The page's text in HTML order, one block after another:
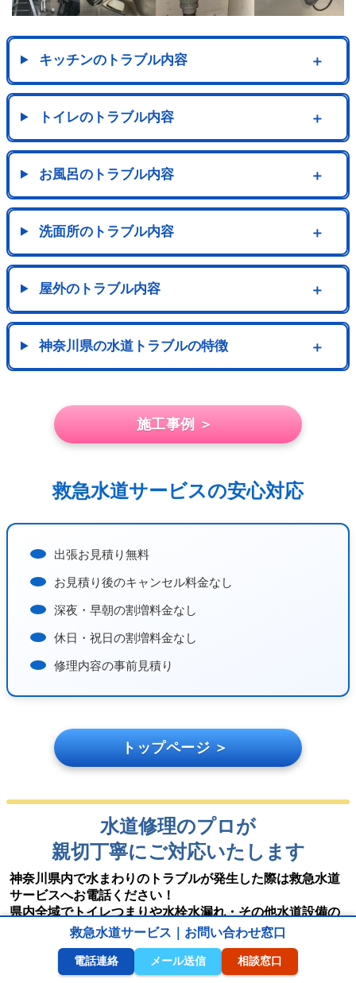
キッチンのトラブル内容 ＋
トイレのトラブル内容 ＋
お風呂のトラブル内容 ＋
洗面所のトラブル内容 ＋
屋外のトラブル内容 ＋
神奈川県の水道トラブルの特徴 ＋
施工事例 ＞
救急水道サービスの安心対応
出張お見積り無料
お見積り後のキャンセル料金なし
深夜・早朝の割増料金なし
休日・祝日の割増料金なし
修理内容の事前見積り
トップページ ＞
水道修理のプロが
親切丁寧にご対応いたします
神奈川県内で水まわりのトラブルが発生した際は救急水道
サービスへお電話ください！
県内全域でトイレつまりや水栓水漏れ・その他水道設備の
トラブルに24時間迅速対応｜最寄りのスタッフがすぐに駆
けつけます！
救急水道サービス｜お問い合わせ窓口
電話連絡 メール送信 相談窓口